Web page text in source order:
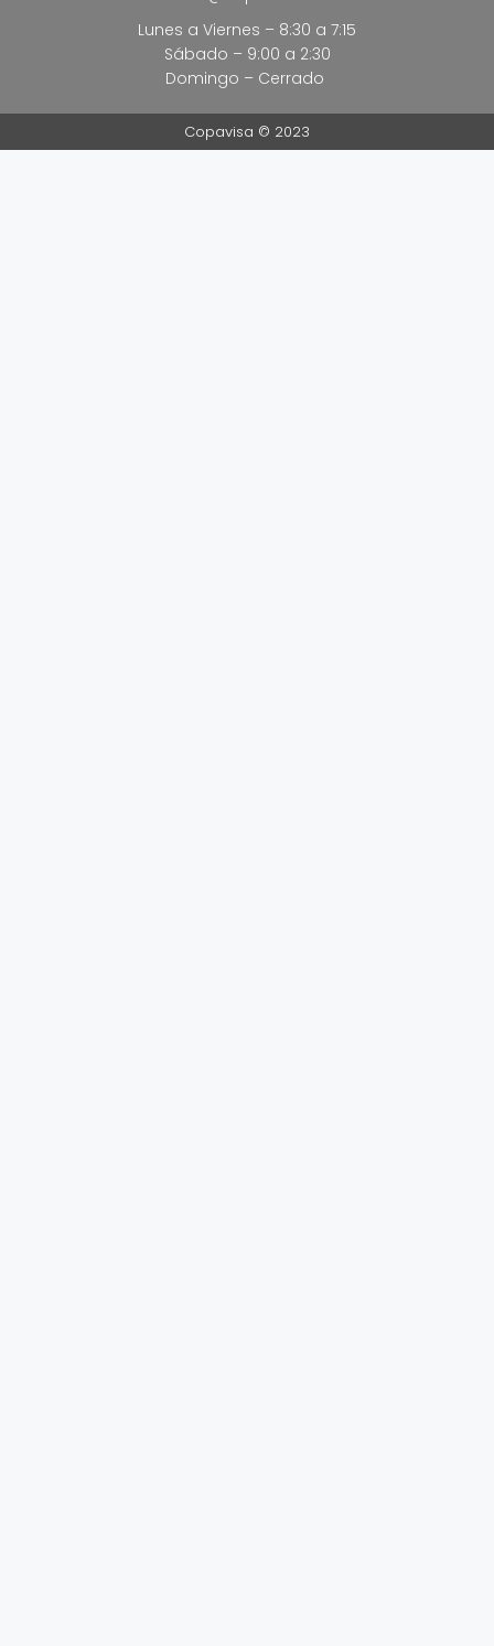
Lunes a Viernes – 8:30 a 7:15
Sábado – 9:00 a 2:30
Domingo – Cerrado
Copavisa © 2023